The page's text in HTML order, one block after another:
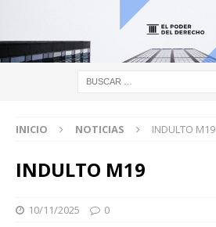
INICIO NOTICIAS INDULTO M19
INDULTO M19
10/11/2025 0